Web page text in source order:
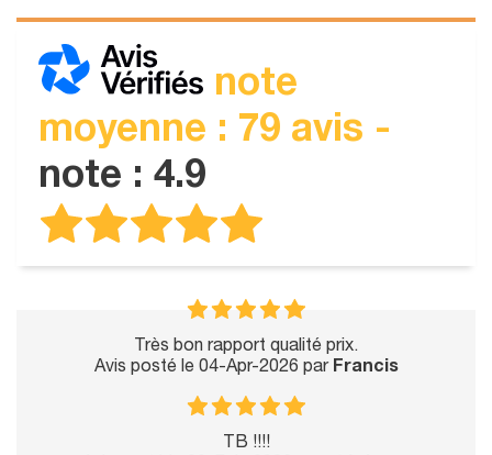
note
moyenne : 79 avis -
note : 4.9
Très bon rapport qualité prix.
Avis posté le 04-Apr-2026 par Francis
TB !!!!